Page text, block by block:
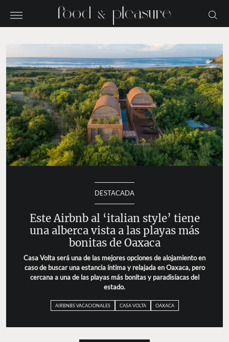
DESTACADA
Este Airbnb al ‘italian style’ tiene
una alberca vista a las playas más
bonitas de Oaxaca
Casa Volta será una de las mejores opciones de alojamiento en
caso de buscar una estancia íntima y relajada en Oaxaca, pero
cercana a una de las playas más bonitas y paradisíacas del
estado.
AIRBNBS VACACIONALES CASA VOLTA OAXACA